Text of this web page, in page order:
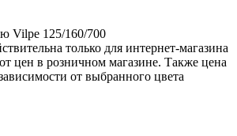
Vilpe 125/160/700
только для интернет-магазина
цен в розничном магазине. Также цена
от выбранного цвета